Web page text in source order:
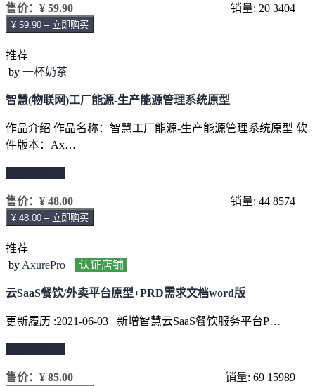
售价： ¥ 59.90 销量: 20 3404
¥ 59.90 – 立即购买
推荐
by 一杯奶茶
智慧(物联网)工厂能源-生产能源管理系统原型
作品介绍 作品名称：智慧工厂能源-生产能源管理系统原型 软
件版本：Ax…
售价： ¥ 48.00 销量: 44 8574
¥ 48.00 – 立即购买
推荐
byAxurePro 认证店铺
云SaaS餐饮/外卖平台原型+PRD需求文档word版
更新履历 :2021-06-03 新增智慧云SaaS餐饮服务平台P…
售价： ¥ 85.00 销量: 69 15989